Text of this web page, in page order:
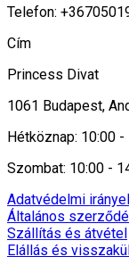
Telefon:
Cím
Princess Divat
1061 Budapest,
Hétköznap: 10:00 -
Szombat: 10:00 -
Adatvédelmi
Általános
Szállítás és átvétel
Elállás és